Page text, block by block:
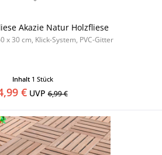
Akazie Natur Holzfliese
x 30 cm, Klick-System, PVC-Gitter
Inhalt 1 Stück
€UVP6,99 €